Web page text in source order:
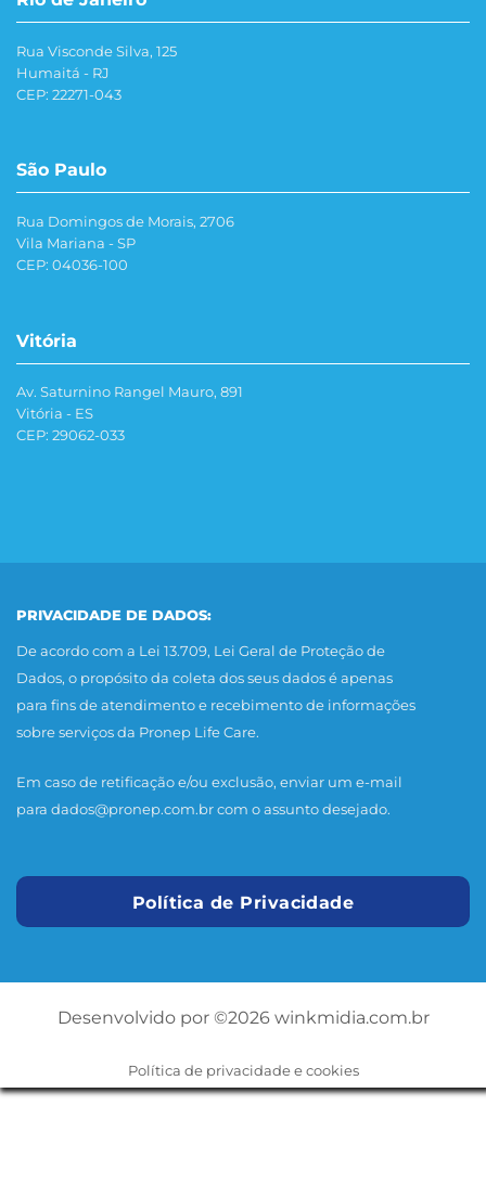
Rua Visconde Silva, 125
Humaitá - RJ
CEP: 22271-043
São Paulo
Rua Domingos de Morais, 2706
Vila Mariana - SP
CEP: 04036-100
Vitória
Av. Saturnino Rangel Mauro, 891
Vitória - ES
CEP: 29062-033
PRIVACIDADE DE DADOS:
De acordo com a Lei 13.709, Lei Geral de Proteção de
Dados, o propósito da coleta dos seus dados é apenas
para fins de atendimento e recebimento de informações
sobre serviços da Pronep Life Care.
Em caso de retificação e/ou exclusão, enviar um e-mail
para dados@pronep.com.br com o assunto desejado.
Política de Privacidade
Desenvolvido por ©2026 winkmidia.com.br
Política de privacidade e cookies